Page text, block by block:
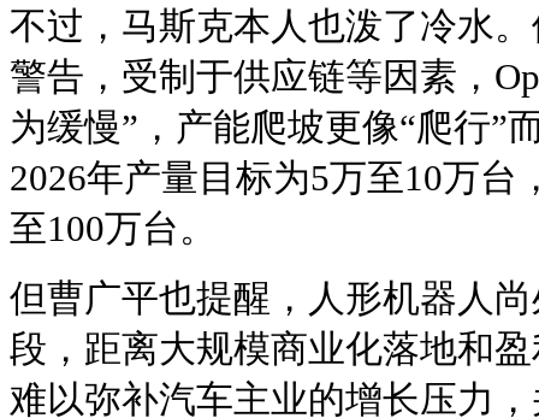
不过，马斯克本人也泼了冷水
警告，受制于供应链等因素，
为缓慢”，产能爬坡更像“爬行”
2026年产量目标为5万至10万台
至100万台。
但曹广平也提醒，人形机器人
段，距离大规模商业化落地和
难以弥补汽车主业的增长压力